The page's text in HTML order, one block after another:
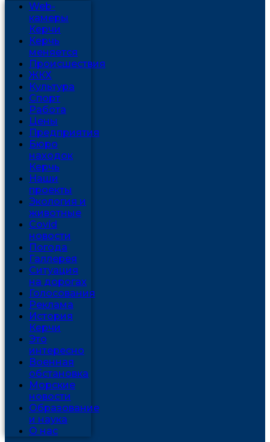
Web-
камеры
Керчи
Керчь
меняется
Проиcшествия
ЖКХ
Культура
Спорт
Работа
Цены
Предприятия
Бюро
находок
Керчь
Наши
проекты
Экология и
животные
Covid
новости
Погода
Галлерея
Ситуация
на дорогах
Голосования
Реклама
История
Керчи
Это
интересно
Военная
обстановка
Морские
новости
Образование
и наука
О нас